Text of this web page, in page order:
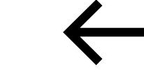
Åpningstider